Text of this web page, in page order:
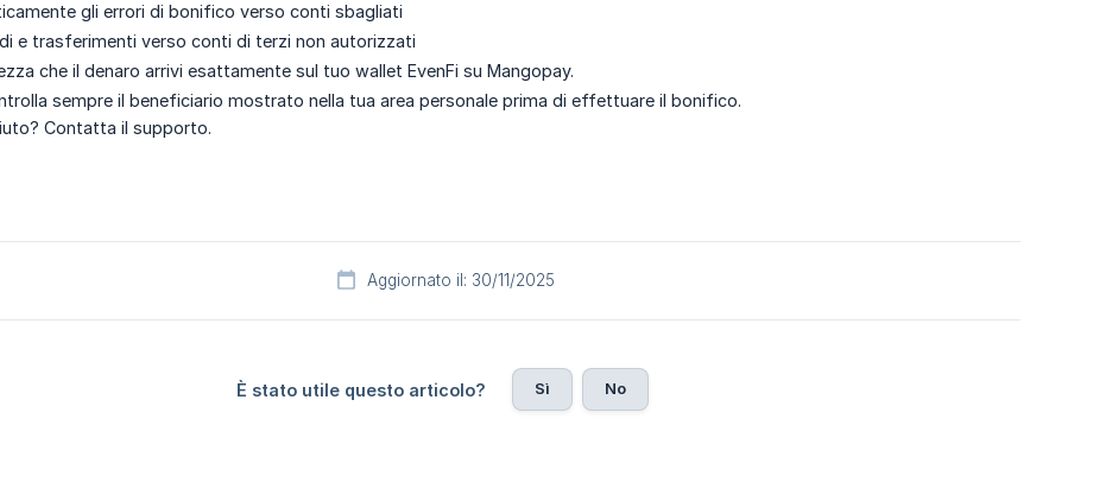
gli errori di bonifico verso conti sbagliati
e trasferimenti verso conti di terzi non autorizzati
che il denaro arrivi esattamente sul tuo wallet EvenFi su Mangopay.
sempre il beneficiario mostrato nella tua area personale prima di effettuare il bonifico.
Contatta il supporto.
Aggiornato il: 30/11/2025
È stato utile questo articolo? Sì No